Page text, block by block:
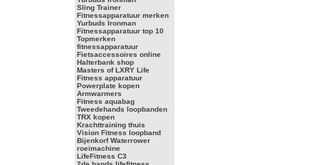
Sling Trainer
Fitnessapparatuur merken
Yurbuds Ironman
Fitnessapparatuur top 10
Topmerken
fitnessapparatuur
Fietsaccessoires online
Halterbank shop
Masters of LXRY Life
Fitness apparatuur
Powerplate kopen
Armwarmers
Fitness aquabag
Tweedehands loopbanden
TRX kopen
Krachttraining thuis
Vision Fitness loopband
Bijenkorf Waterrower
roeimachine
LifeFitness C3